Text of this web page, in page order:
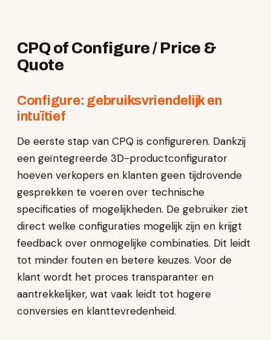
CPQ of Configure / Price &
Quote
Configure: gebruiksvriendelijk en
intuïtief
De eerste stap van CPQ is configureren. Dankzij
een geïntegreerde 3D-productconfigurator
hoeven verkopers en klanten geen tijdrovende
gesprekken te voeren over technische
specificaties of mogelijkheden. De gebruiker ziet
direct welke configuraties mogelijk zijn en krijgt
feedback over onmogelijke combinaties. Dit leidt
tot minder fouten en betere keuzes. Voor de
klant wordt het proces transparanter en
aantrekkelijker, wat vaak leidt tot hogere
conversies en klanttevredenheid.